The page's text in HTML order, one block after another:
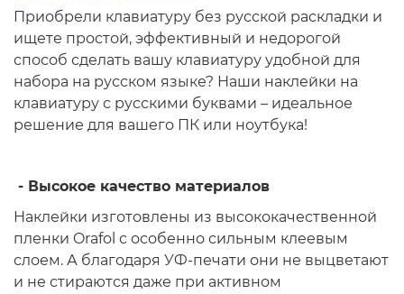
Приобрели клавиатуру без русской раскладки и
ищете простой, эффективный и недорогой
способ сделать вашу клавиатуру удобной для
набора на русском языке? Наши наклейки на
клавиатуру с русскими буквами – идеальное
решение для вашего ПК или ноутбука!
- Высокое качество материалов
Наклейки изготовлены из высококачественной
пленки Orafol с особенно сильным клеевым
слоем. А благодаря УФ-печати они не выцветают
и не стираются даже при активном